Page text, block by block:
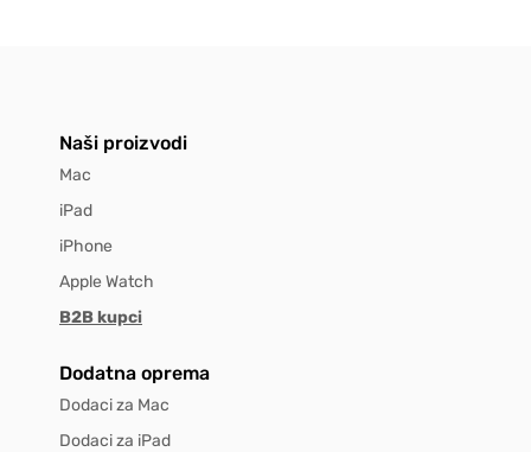
Naši proizvodi
Mac
iPad
iPhone
Apple Watch
B2B kupci
Dodatna oprema
Dodaci za Mac
Dodaci za iPad